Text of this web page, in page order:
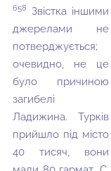
658
Звістка іншими
джерелами не
потверджується;
очевидно, не це
було причиною
загибелі
Ладижина. Турків
прийшло під місто
40 тисяч, вони